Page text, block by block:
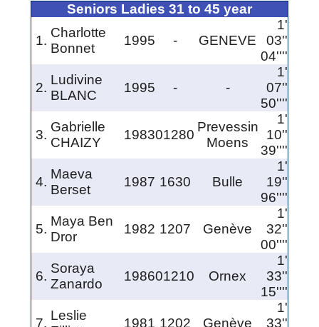
Seniors Ladies 31 to 45 year
1.
Charlotte
Bonnet
1995 - GENEVE
1'
03''
04''''
2.
Ludivine
BLANC
1995 - -
1'
07''
50''''
3.
Gabrielle
CHAIZY
198301280
Prevessin
Moens
1'
10''
39''''
4.
Maeva
Berset
1987 1630 Bulle
1'
19''
96''''
5.
Maya Ben
Dror
1982 1207 Genève
1'
32''
00''''
6.
Soraya
Zanardo
198601210 Ornex
1'
33''
15''''
7.
Leslie
1981 1202 Genève
1'
33''